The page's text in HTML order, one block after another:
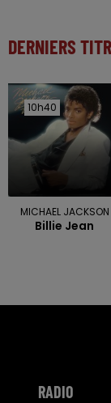
DERNIERS
10h40
10h40
MICHAEL JACKSON
Billie Jean
RADIO